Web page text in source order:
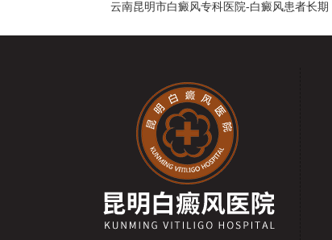
云南昆明市白癜风专科医院-白癜风患者长期